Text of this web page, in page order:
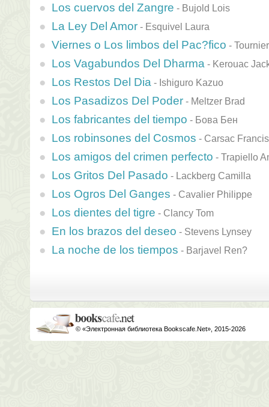
Los cuervos del Zangre - Bujold Lois
La Ley Del Amor - Esquivel Laura
Viernes o Los limbos del Pac?fico -
Los Vagabundos Del Dharma - Kerouac
Los Restos Del Dia - Ishiguro Kazuo
Los Pasadizos Del Poder - Meltzer Brad
Los fabricantes del tiempo - Бова Бен
Los robinsones del Cosmos - Carsac Francis
Los amigos del crimen perfecto - Trapiello
Los Gritos Del Pasado - Lackberg Camilla
Los Ogros Del Ganges - Cavalier Philippe
Los dientes del tigre - Clancy Tom
En los brazos del deseo - Stevens Lynsey
La noche de los tiempos - Barjavel Ren?
© «Электронная библиотека Bookscafe.Net», 2015-2026